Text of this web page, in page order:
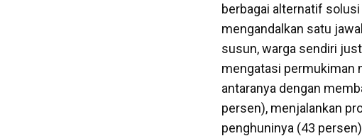
berbagai alternatif
mengandalkan satu
susun, warga sendiri
mengatasi permukiman
antaranya dengan
persen), menjalankan
penghuninya (43